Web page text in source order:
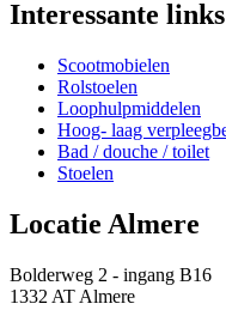
Interessante links
Scootmobielen
Rolstoelen
Loophulpmiddelen
Hoog- laag
Bad / douche / toilet
Stoelen
Locatie Almere
Bolderweg 2 - ingang B16
1332 AT Almere